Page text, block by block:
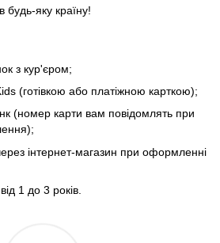
будь-яку країну!
з кур'єром;
(готівкою або платіжною карткою);
(номер карти вам повідомлять при
інтернет-магазин при оформленні
1 до 3 років.